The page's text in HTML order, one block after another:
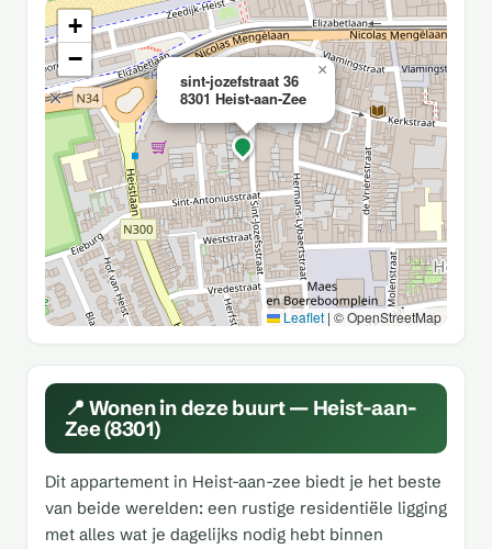
sint-jozefstraat 36
8301 Heist-aan-Zee
×
+
−
Leaflet | © OpenStreetMap
📍 Wonen in deze buurt — Heist-aan-
Zee (8301)
Dit appartement in Heist-aan-zee biedt je het beste
van beide werelden: een rustige residentiële ligging
met alles wat je dagelijks nodig hebt binnen